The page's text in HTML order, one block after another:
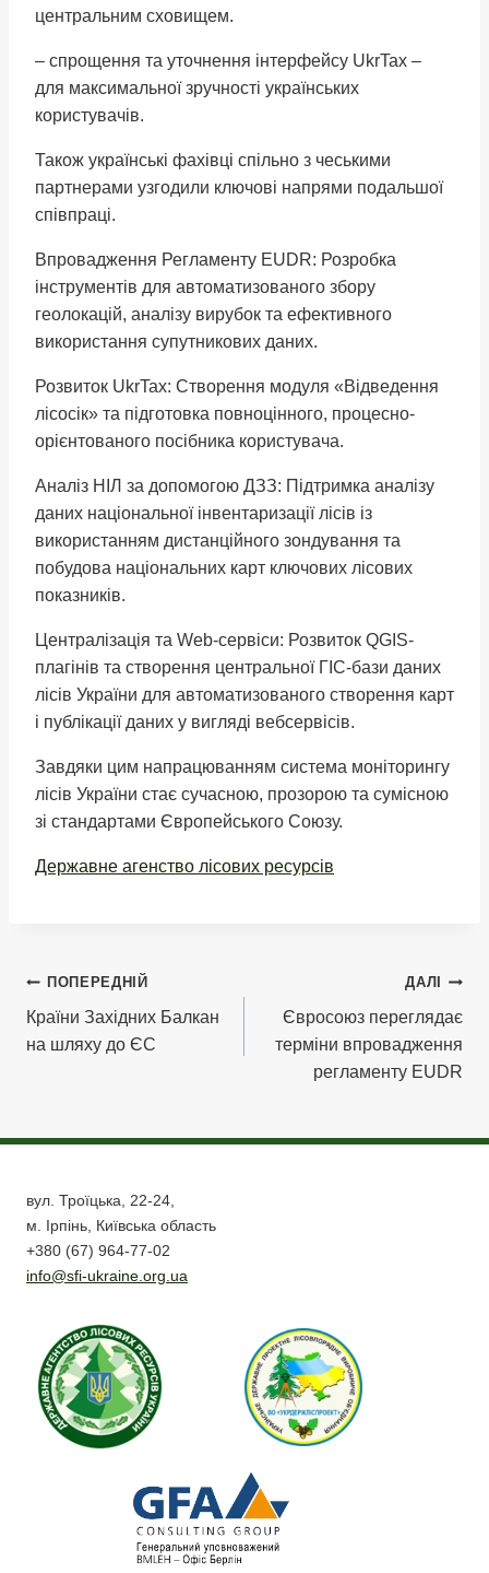
центральним сховищем.
– спрощення та уточнення інтерфейсу UkrTax –
для максимальної зручності українських
користувачів.
Також українські фахівці спільно з чеськими
партнерами узгодили ключові напрями подальшої
співпраці.
Впровадження Регламенту EUDR: Розробка
інструментів для автоматизованого збору
геолокацій, аналізу вирубок та ефективного
використання супутникових даних.
Розвиток UkrTax: Створення модуля «Відведення
лісосік» та підготовка повноцінного, процесно-
орієнтованого посібника користувача.
Аналіз НІЛ за допомогою ДЗЗ: Підтримка аналізу
даних національної інвентаризації лісів із
використанням дистанційного зондування та
побудова національних карт ключових лісових
показників.
Централізація та Web-сервіси: Розвиток QGIS-
плагінів та створення центральної ГІС-бази даних
лісів України для автоматизованого створення карт
і публікації даних у вигляді вебсервісів.
Завдяки цим напрацюванням система моніторингу
лісів України стає сучасною, прозорою та сумісною
зі стандартами Європейського Союзу.
Державне агенство лісових ресурсів
Навігація
записів
ПОПЕРЕДНІЙ
Країни Західних Балкан
на шляху до ЄС
ДАЛІ
Євросоюз переглядає
терміни впровадження
регламенту EUDR
вул. Троїцька, 22-24,
м. Ірпінь, Київська область
+380 (67) 964-77-02
info@sfi-ukraine.org.ua